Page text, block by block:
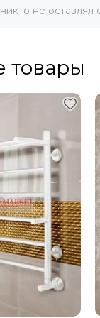
не оставлял
товары